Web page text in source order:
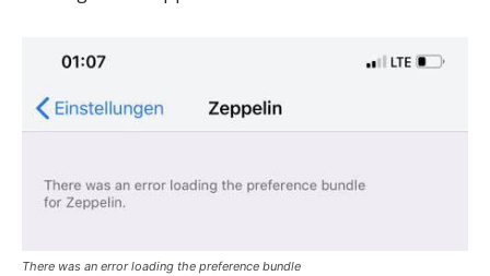
There was an error loading the preference bundle